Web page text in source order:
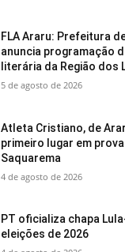
FLA Araru: Prefeitura
anuncia programação
literária da Região dos
5 de agosto de 2026
Atleta Cristiano, de
primeiro lugar em
Saquarema
4 de agosto de 2026
PT oficializa chapa
eleições de 2026